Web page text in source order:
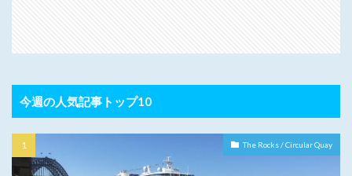
今週の人気記事トップ10
The Rocks / Circular Quay